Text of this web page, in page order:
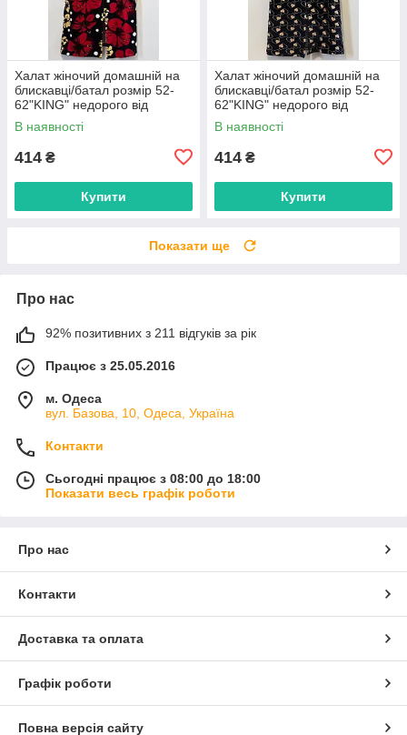
Халат жіночий домашній на
блискавці/батал розмір 52-
62"KING" недорого від
прямого постачальника
В наявності
414 ₴
Купити
Халат жіночий домашній на
блискавці/батал розмір 52-
62"KING" недорого від
прямого постачальника
В наявності
414 ₴
Купити
Показати ще
Про нас
92% позитивних з 211 відгуків за рік
Працює з 25.05.2016
м. Одеса
вул. Базова, 10, Одеса, Україна
Контакти
Сьогодні працює з 08:00 до 18:00
Показати весь графік роботи
Про нас
Контакти
Доставка та оплата
Графік роботи
Повна версія сайту